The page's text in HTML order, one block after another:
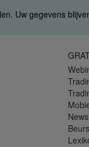
Uw gegevens